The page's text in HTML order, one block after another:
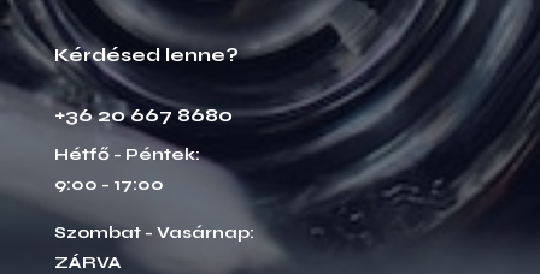
Kérdésed lenne?
+36 20 667 8680
Hétfő - Péntek:
9:00 - 17:00
Szombat - Vasárnap:
ZÁRVA